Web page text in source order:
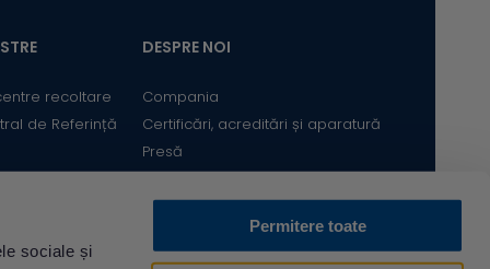
sociale și
Permitere toate
recoltare
de Referință
DESPRE NOI
Compania
Certificări, acreditări și aparatură
Presă
Satisfacția Clientului
Cariere
Descarcă din Acum pe
Bine ai revenit! Sunt